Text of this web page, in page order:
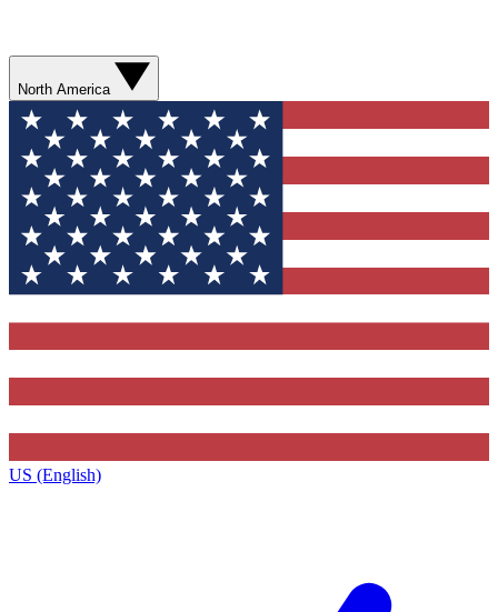
North America
US (English)